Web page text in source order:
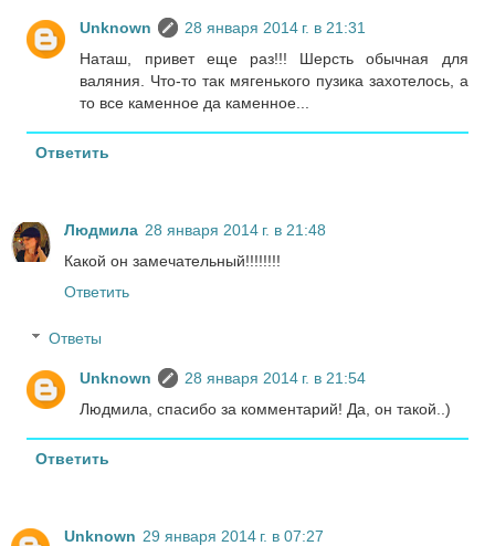
Unknown
28 января 2014 г. в 21:31
Наташ, привет еще раз!!! Шерсть обычная для
валяния. Что-то так мягенького пузика захотелось, а
то все каменное да каменное...
Ответить
Людмила 28 января 2014 г. в 21:48
Какой он замечательный!!!!!!!!
Ответить
Ответы
Unknown
28 января 2014 г. в 21:54
Людмила, спасибо за комментарий! Да, он такой..)
Ответить
Unknown 29 января 2014 г. в 07:27